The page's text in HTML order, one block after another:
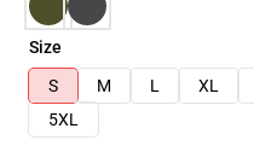
Size
S
M L XL
5XL